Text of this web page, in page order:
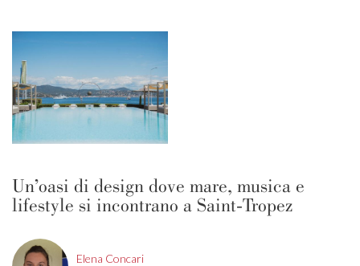
Un’oasi di design dove mare, musica e
lifestyle si incontrano a Saint-Tropez
Elena Concari